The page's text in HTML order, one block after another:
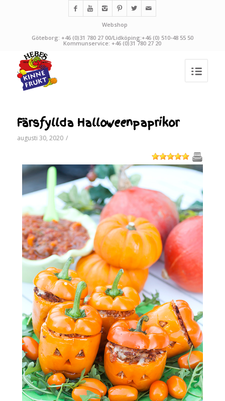
Webshop
Göteborg: +46 (0)31 780 27 00/Lidköping:+46 (0) 510-48 55 50
Kommunservice: +46 (0)31 780 27 20
Färsfyllda Halloweenpaprikor
augusti 30, 2020 /
1 2 3 4 5